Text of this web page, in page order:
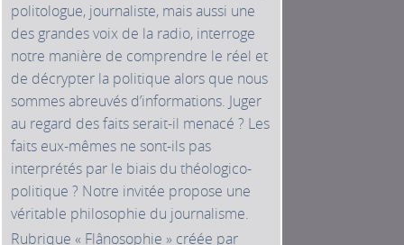
politologue, journaliste, mais aussi une
des grandes voix de la radio, interroge
notre manière de comprendre le réel et
de décrypter la politique alors que nous
sommes abreuvés d’informations. Juger
au regard des faits serait-il menacé ? Les
faits eux-mêmes ne sont-ils pas
interprétés par le biais du théologico-
politique ? Notre invitée propose une
véritable philosophie du journalisme.
Rubrique « Flânosophie » créée par